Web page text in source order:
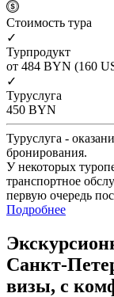
Cтоимость тура
✓
Турпродукт
от 484 BYN (160
✓
Туруслуга
450 BYN
Туруслуга -
бронирования.
У некоторых
транспортное
первую очередь
Подробнее
Санкт-
визы, с